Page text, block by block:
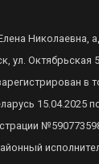
Николаевна,
ул. Октябрьская
в
15.04.2025